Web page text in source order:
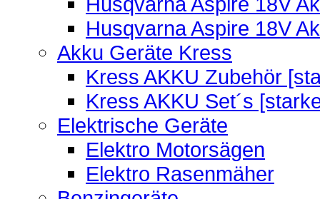
Husqvarna Aspire 18V
Akku Geräte Kress
Kress AKKU Zubehör
Kress AKKU Set´s
Elektrische Geräte
Elektro Motorsägen
Elektro Rasenmäher